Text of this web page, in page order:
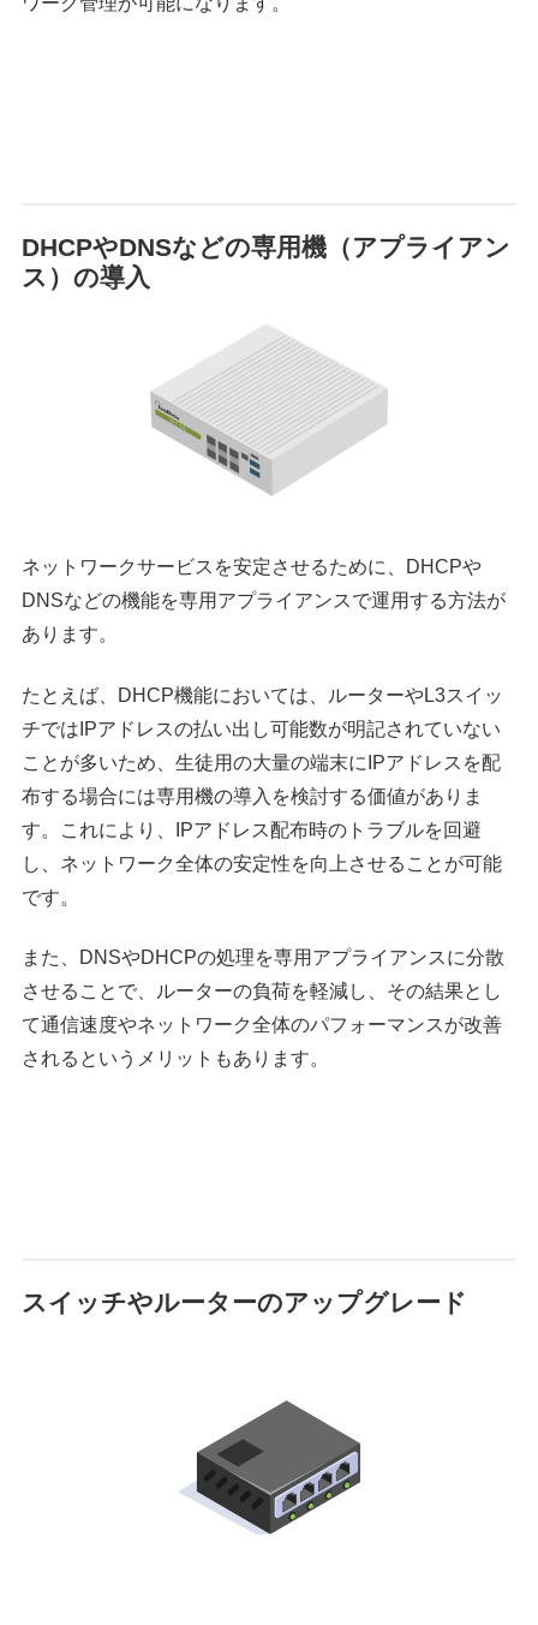
DHCPやDNSなどの専用機（アプライアン
ス）の導入
ネットワークサービスを安定させるために、DHCPや
DNSなどの機能を専用アプライアンスで運用する方法が
あります。
たとえば、DHCP機能においては、ルーターやL3スイッ
チではIPアドレスの払い出し可能数が明記されていない
ことが多いため、生徒用の大量の端末にIPアドレスを配
布する場合には専用機の導入を検討する価値がありま
す。これにより、IPアドレス配布時のトラブルを回避
し、ネットワーク全体の安定性を向上させることが可能
です。
また、DNSやDHCPの処理を専用アプライアンスに分散
させることで、ルーターの負荷を軽減し、その結果とし
て通信速度やネットワーク全体のパフォーマンスが改善
されるというメリットもあります。
スイッチやルーターのアップグレード